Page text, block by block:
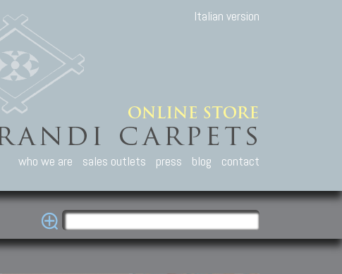
Italian version
who we are sales outlets press blog contact